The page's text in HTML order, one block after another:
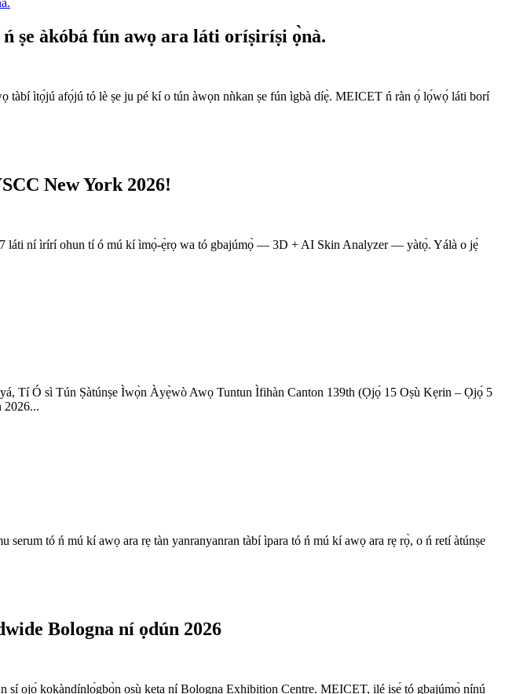
ṣe àkóbá fún awọ ara láti oríṣiríṣi ọ̀nà.
ìtọ́jú afọ́jú tó lè ṣe ju pé kí o tún àwọn nǹkan ṣe fún ìgbà díẹ̀. MEICET ń ràn ọ́ lọ́wọ́ láti borí
New York 2026!
láti ní ìrírí ohun tí ó mú kí ìmọ̀-ẹ̀rọ wa tó gbajúmọ̀ — 3D + AI Skin Analyzer — yàtọ̀. Yálà o jẹ́
Tí Ó sì Tún Ṣàtúnṣe Ìwọ̀n Àyẹ̀wò Awọ Tuntun Ìfihàn Canton 139th (Ọjọ́ 15 Oṣù Kẹrin – Ọjọ́ 5
2026...
tó ń mú kí awọ ara rẹ tàn yanranyanran tàbí ìpara tó ń mú kí awọ ara rẹ rọ̀, o ń retí àtúnṣe
Bologna ní ọdún 2026
ọjọ́ kọkàndínlọ́gbọ̀n oṣù kẹta ní Bologna Exhibition Centre. MEICET, ilé iṣẹ́ tó gbajúmọ̀ nínú